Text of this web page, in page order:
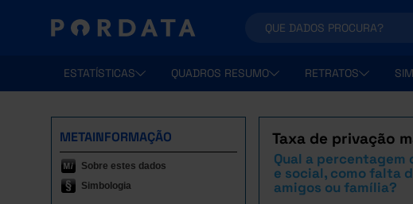
ESTATÍSTICAS QUADROS RESUMO RETRATOS
METAINFORMAÇÃO
Sobre estes dados
Simbologia
Taxa de privação
Qual a
e social, como falta
amigos ou família?